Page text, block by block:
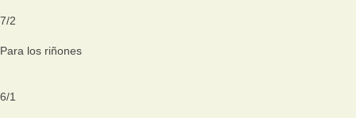
7/2
Para los riñones
6/1